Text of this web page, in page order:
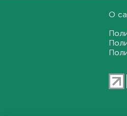
Почему пробелы в
это не всегда плохо,
О